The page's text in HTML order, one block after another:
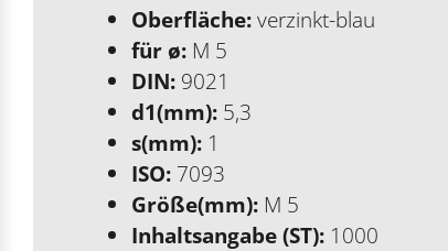
Oberfläche:verzinkt-blau
für ø: M 5
DIN: 9021
d1(mm): 5,3
s(mm): 1
ISO: 7093
Größe(mm): M 5
Inhaltsangabe (ST): 1000